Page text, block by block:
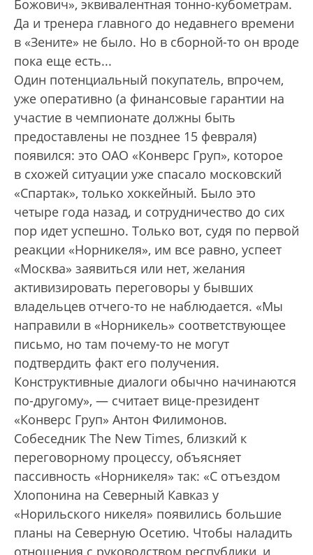
Божович», эквивалентная тонно-кубометрам.
Да и тренера главного до недавнего времени
в «Зените» не было. Но в сборной-то он вроде
пока еще есть...
Один потенциальный покупатель, впрочем,
уже оперативно (а финансовые гарантии на
участие в чемпионате должны быть
предоставлены не позднее 15 февраля)
появился: это ОАО «Конверс Груп», которое
в схожей ситуации уже спасало московский
«Спартак», только хоккейный. Было это
четыре года назад, и сотрудничество до сих
пор идет успешно. Только вот, судя по первой
реакции «Норникеля», им все равно, успеет
«Москва» заявиться или нет, желания
активизировать переговоры у бывших
владельцев отчего-то не наблюдается. «Мы
направили в «Норникель» соответствующее
письмо, но там почему-то не могут
подтвердить факт его получения.
Конструктивные диалоги обычно начинаются
по-другому», — считает вице-президент
«Конверс Груп» Антон Филимонов.
Собеседник The New Times, близкий к
переговорному процессу, объясняет
пассивность «Норникеля» так: «С отъездом
Хлопонина на Северный Кавказ у
«Норильского никеля» появились большие
планы на Северную Осетию. Чтобы наладить